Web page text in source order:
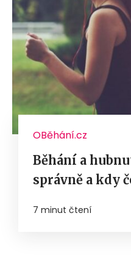
OBěhání.cz
Běhání a
správně a kdy
7 minut čtení